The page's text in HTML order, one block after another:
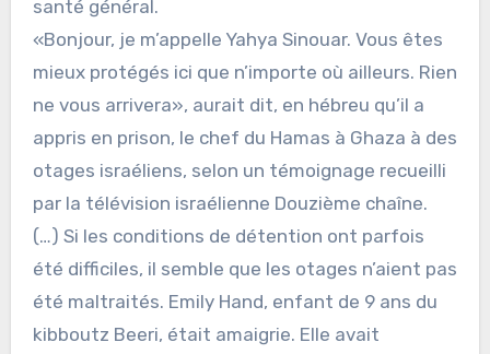
santé général.
«Bonjour, je m’appelle Yahya Sinouar. Vous êtes
mieux protégés ici que n’importe où ailleurs. Rien
ne vous arrivera», aurait dit, en hébreu qu’il a
appris en prison, le chef du Hamas à Ghaza à des
otages israéliens, selon un témoignage recueilli
par la télévision israélienne Douzième chaîne.
(…) Si les conditions de détention ont parfois
été difficiles, il semble que les otages n’aient pas
été maltraités. Emily Hand, enfant de 9 ans du
kibboutz Beeri, était amaigrie. Elle avait